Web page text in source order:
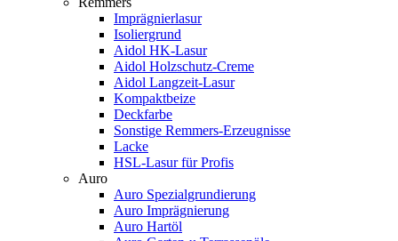
Imprägnierlasur
Isoliergrund
Aidol HK-Lasur
Aidol Holzschutz-Creme
Aidol Langzeit-Lasur
Kompaktbeize
Deckfarbe
Sonstige Remmers-Erzeugnisse
Lacke
HSL-Lasur für Profis
Auro
Auro Spezialgrundierung
Auro Imprägnierung
Auro Hartöl